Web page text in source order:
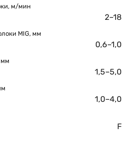
м/мин
2–18
MIG, мм
0,6–1,0
мм
1,5–5,0
1,0–4,0
F